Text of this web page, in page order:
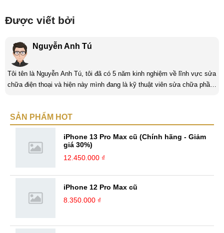
Được viết bởi
Nguyễn Anh Tú
Tôi tên là Nguyễn Anh Tú, tôi đã có 5 năm kinh nghiệm về lĩnh vực sửa
chữa điện thoại và hiện này mình đang là kỹ thuật viên sửa chữa phần
thách và là một người đam mê công nghệ tôi luôn thích tìm tòi những
SẢN PHẨM HOT
iPhone 13 Pro Max cũ (Chính hãng - Giảm
giá 30%)
12.450.000 ₫
iPhone 12 Pro Max cũ
8.350.000 ₫